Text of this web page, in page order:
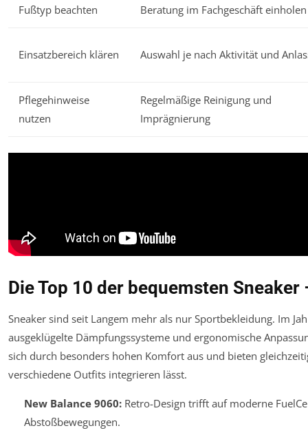
Fußtyp beachten Beratung im Fachgeschäft einholen
Einsatzbereich klären Auswahl je nach Aktivität und
Pflegehinweise
nutzen
Regelmäßige Reinigung und
Imprägnierung
Die Top 10 der bequemsten
Sneaker sind seit Langem mehr als nur Sportbekleidung. Im
ausgeklügelte Dämpfungssysteme und ergonomische
sich durch besonders hohen Komfort aus und bieten
verschiedene Outfits integrieren lässt.
New Balance 9060:Retro-Design trifft auf moderne
Abstoßbewegungen.